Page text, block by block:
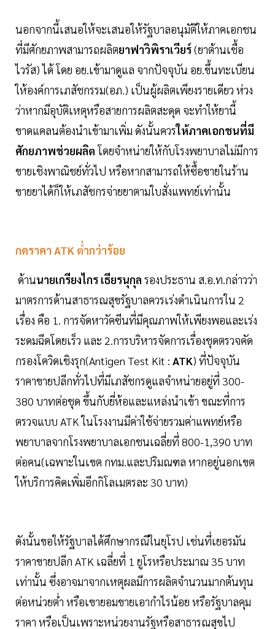
นอกจากนี้เสนอให้จะเสนอให้รัฐบาลอนุมัติให้ภาคเอกชน
ที่มีศักยภาพสามารถผลิตยาฟาวิพิราเวียร์(ยาต้านเชื้อ
ไวรัส) ได้ โดย อย.เข้ามาดูแล จากปัจจุบัน อย.ขึ้นทะเบียน
ให้องค์การเภสัชกรรม(อภ.) เป็นผู้ผลิตเพียงรายเดียว ห่วง
ว่าหากมีอุบัติเหตุหรือสายการผลิตสะดุด จะทำให้ยานี้
ขาดแคลนต้องนำเข้ามาเพิ่ม ดังนั้นควรให้ภาคเอกชนที่มี
ศักยภาพช่วยผลิตโดยจำหน่ายให้กับโรงพยาบาลไม่มีการ
ขายเชิงพาณิชย์ทั่วไป หรือหากสามารถให้ซื้อขายในร้าน
ขายยาได้ก็ให้เภสัชกรจ่ายยาตามใบสั่งแพทย์เท่านั้น
กดราคา ATK ต่ำกว่าร้อย
ด้านนายเกรียงไกร เธียรนุกุล รองประธาน ส.อ.ท.กล่าวว่า
มาตรการด้านสาธารณสุขรัฐบาลควรเร่งดำเนินการใน 2
เรื่อง คือ 1. การจัดหาวัคซีนที่มีคุณภาพให้เพียงพอและเร่ง
ระดมฉีดโดยเร็ว และ 2.การบริหารจัดการเรื่องชุดตรวจคัด
กรองโควิดเชิงรุก(Antigen Test Kit : ATK) ที่ปัจจุบัน
ราคาขายปลีกทั่วไปที่มีเภสัชกรดูแลจำหน่ายอยู่ที่ 300-
380 บาทต่อชุด ขึ้นกับยี่ห้อและแหล่งนำเข้า ขณะที่การ
ตรวจแบบ ATK ในโรงงานมีค่าใช้จ่ายรวมค่าแพทย์หรือ
พยาบาลจากโรงพยาบาลเอกชนเฉลี่ยที่ 800-1,390 บาท
ต่อคน(เฉพาะในเขต กทม.และปริมณฑล หากอยู่นอกเขต
ให้บริการคิดเพิ่มอีกกิโลเมตรละ 30 บาท)
ดังนั้นขอให้รัฐบาลได้ศึกษากรณีในยุโรป เช่นที่เยอรมัน
ราคาขายปลีก ATK เฉลี่ยที่ 1 ยูโรหรือประมาณ 35 บาท
เท่านั้น ซึ่งอาจมาจากเหตุผลมีการผลิตจำนวนมากต้นทุน
ต่อหน่วยต่ำ หรือเขายอมขายเอากำไรน้อย หรือรัฐบาลคุม
ราคา หรือเป็นเพราะหน่วยงานรัฐหรือสาธารณสุขไป